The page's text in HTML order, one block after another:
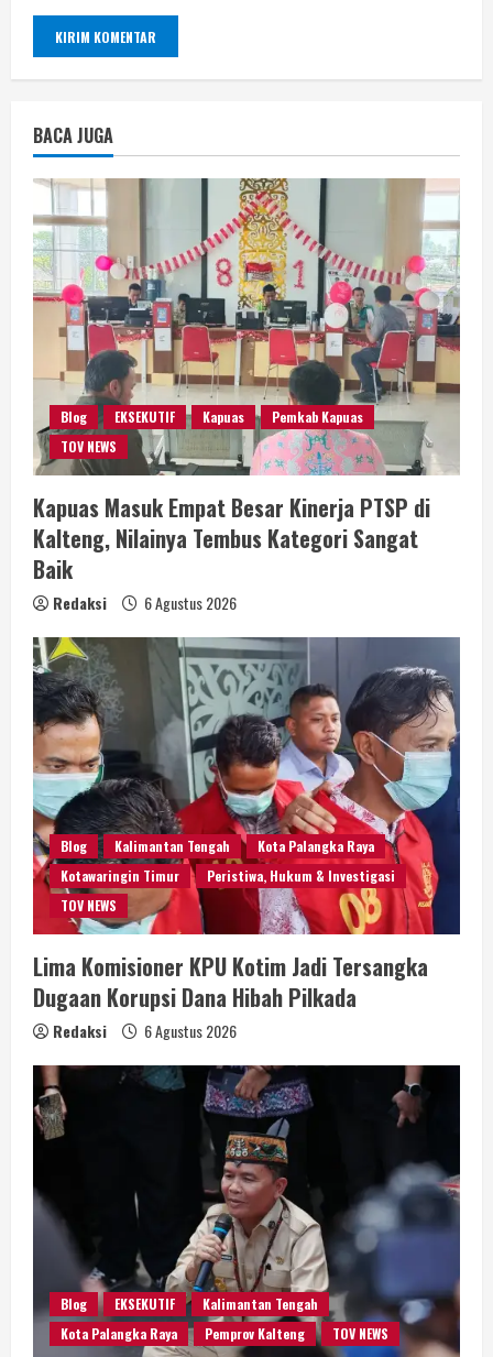
BACA JUGA
Blog EKSEKUTIF Kapuas
Pemkab Kapuas
TOV NEWS
Kapuas Masuk Empat Besar Kinerja PTSP di
Kalteng, Nilainya Tembus Kategori Sangat
Baik
Redaksi 6 Agustus 2026
Blog Kalimantan Tengah
Kota Palangka Raya
Kotawaringin Timur
Peristiwa, Hukum & Investigasi
TOV NEWS
Lima Komisioner KPU Kotim Jadi Tersangka
Dugaan Korupsi Dana Hibah Pilkada
Redaksi 6 Agustus 2026
Blog EKSEKUTIF
Kalimantan Tengah
Kota Palangka Raya
Pemprov Kalteng TOV NEWS